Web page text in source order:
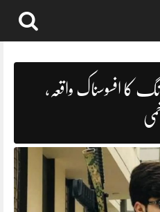
کا افسوسناک واقعہ،